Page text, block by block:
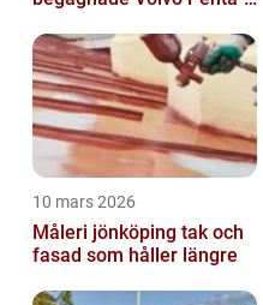
10 mars 2026
Måleri jönköping tak och
fasad som håller längre